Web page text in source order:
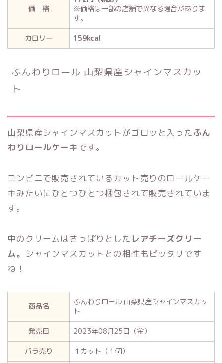
価 格
※価格は一部の店舗で異なる場合がありま
す。
カロリー
159kcal
ふんわりロール 山梨県産シャインマスカッ
ト
山梨県産シャインマスカットがゴロッと入ったふん
わりロールケーキです。
コンビニで販売されているカット売りのロールケー
キみたいにひとつひとつ梱包されて販売されていま
す。
中のクリームはさっぱりとした レアチーズクリー
ム。 シャインマスカットとの相性もピッタリです
ね！
商品名
ふんわりロール 山梨県産シャインマスカッ
ト
発売日
2023年08月25日（金）
バラ売り
１カット（１個）